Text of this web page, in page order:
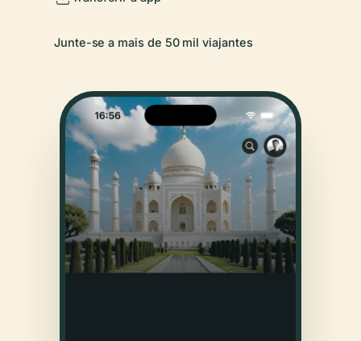
Junte-se a mais de 50 mil viajantes